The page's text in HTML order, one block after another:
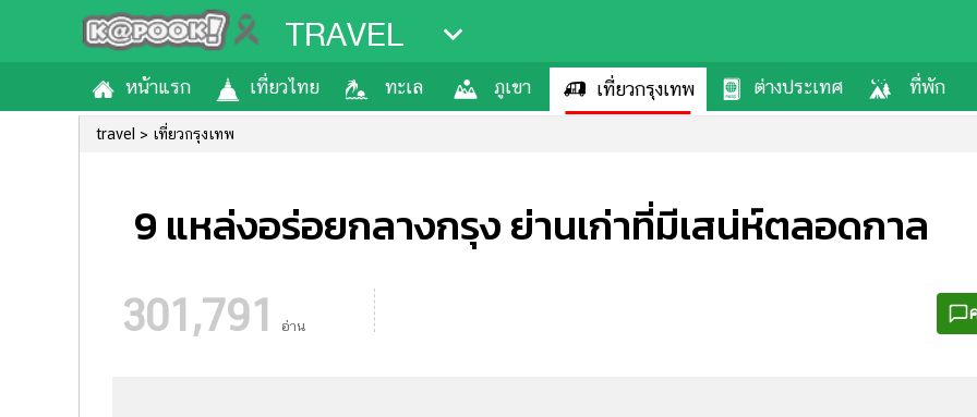
TRAVEL
หน้าแรก เที่ยวไทย ทะเล ภูเขา เที่ยวกรุงเทพ ต่างประเทศ ที่พัก
travel เที่ยวกรุงเทพ
9 แหล่งอร่อยกลางกรุง ย่านเก่าที่มีเสน่ห์ตลอดกาล
301,791 อ่าน